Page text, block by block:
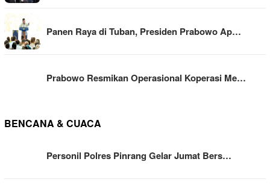
Panen Raya di Tuban, Presiden Prabowo Ap…
Prabowo Resmikan Operasional Koperasi Me…
BENCANA & CUACA
Personil Polres Pinrang Gelar Jumat Bers…